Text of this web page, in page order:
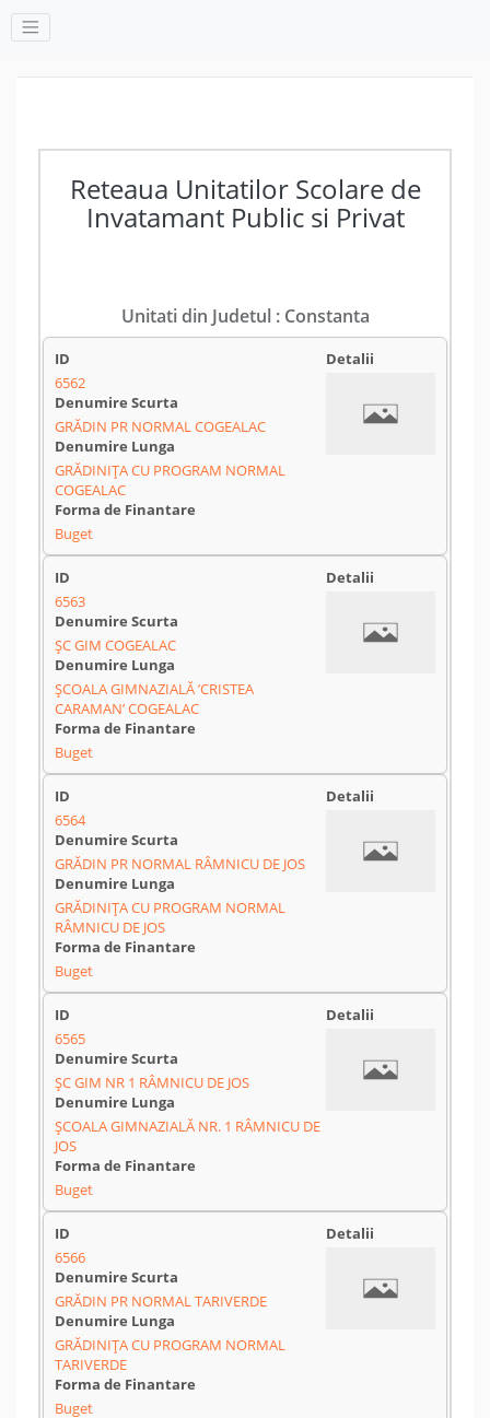
Reteaua Unitatilor Scolare de
Invatamant Public si Privat
Unitati din Judetul : Constanta
6562
GRĂDIN PR NORMAL COGEALAC
GRĂDINIŢA CU PROGRAM NORMAL
COGEALAC
Buget
6563
ŞC GIM COGEALAC
ŞCOALA GIMNAZIALĂ ’CRISTEA
CARAMAN’ COGEALAC
Buget
6564
GRĂDIN PR NORMAL RÂMNICU DE JOS
GRĂDINIŢA CU PROGRAM NORMAL
RÂMNICU DE JOS
Buget
6565
ŞC GIM NR 1 RÂMNICU DE JOS
ŞCOALA GIMNAZIALĂ NR. 1 RÂMNICU DE
JOS
Buget
6566
GRĂDIN PR NORMAL TARIVERDE
GRĂDINIŢA CU PROGRAM NORMAL
TARIVERDE
Buget